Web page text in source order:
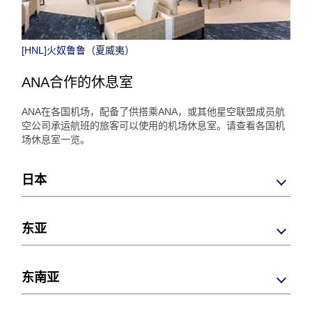
[HNL]火奴鲁鲁（夏威夷）
ANA合作的休息室
ANA在各国机场，配备了供搭乘ANA，或其他星空联盟成员航
空公司承运航班的旅客可以使用的机场休息室。请查看各国机
场休息室一览。
日本
东亚
东南亚